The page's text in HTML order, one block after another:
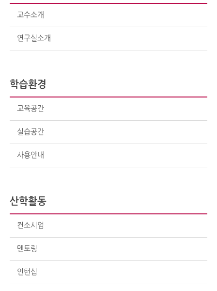
교수소개
연구실소개
학습환경
교육공간
실습공간
사용안내
산학활동
컨소시엄
멘토링
인턴십